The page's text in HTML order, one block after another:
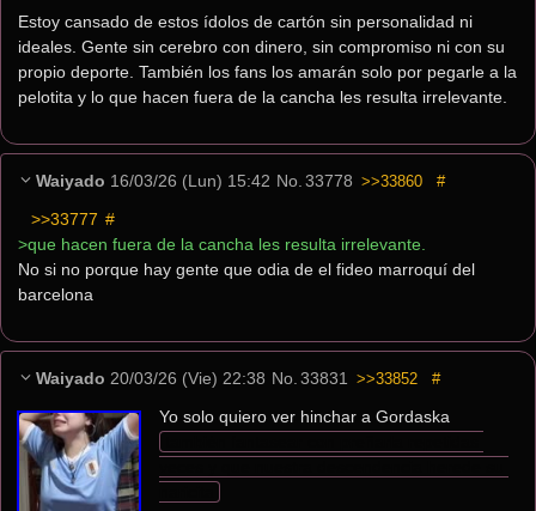
Estoy cansado de estos ídolos de cartón sin personalidad ni
ideales. Gente sin cerebro con dinero, sin compromiso ni con su
propio deporte. También los fans los amarán solo por pegarle a la
pelotita y lo que hacen fuera de la cancha les resulta irrelevante.
Waiyado 16/03/26 (Lun) 15:42 No. 33778 >>33860 #
>>33777 #
>que hacen fuera de la cancha les resulta irrelevante.
No si no porque hay gente que odia de el fideo marroquí del
barcelona
Waiyado 20/03/26 (Vie) 22:38 No. 33831 >>33852 #
Yo solo quiero ver hinchar a Gordaska